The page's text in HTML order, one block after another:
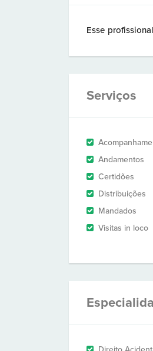
Esse
Serviços
Andamentos
Certidões
Distribuições
Mandados
Visitas in loco